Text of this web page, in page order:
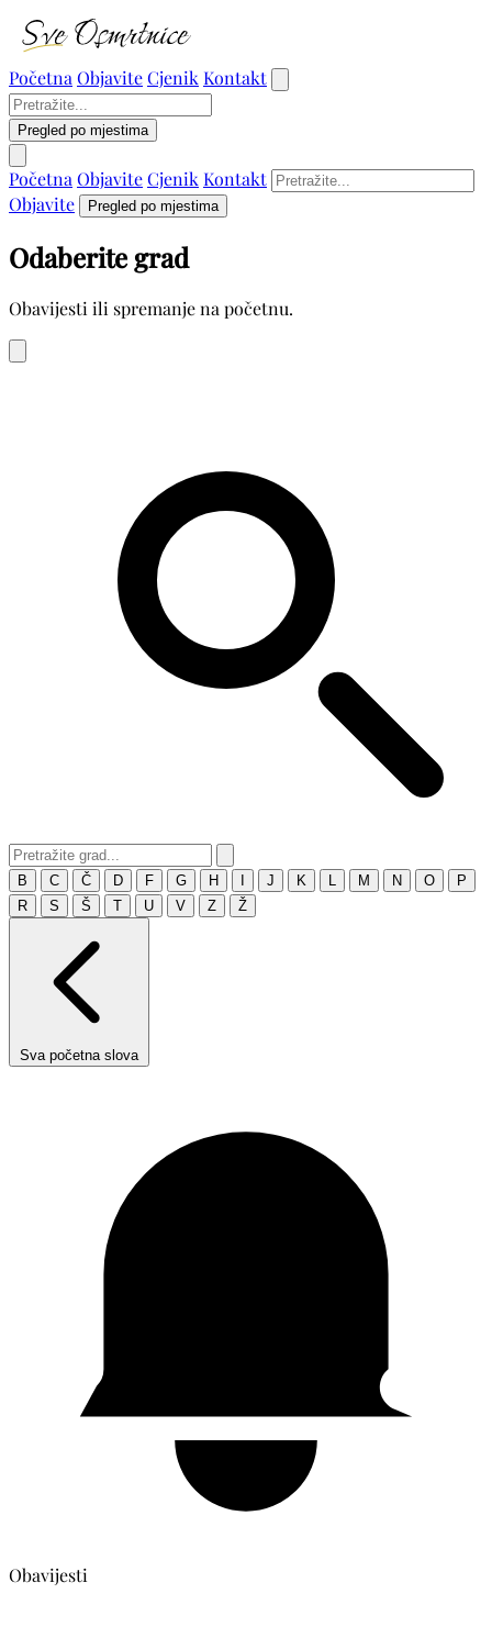
Početna ObjaviteCjenik Kontakt
Pregled po mjestima
Početna ObjaviteCjenik Kontakt
Objavite
Pregled po mjestima
Odaberite grad
Obavijesti ili spremanje na početnu.
B C Č D F G H J K M N O
P
R
S Š T U V Z Ž
Sva početna slova
Obavijesti